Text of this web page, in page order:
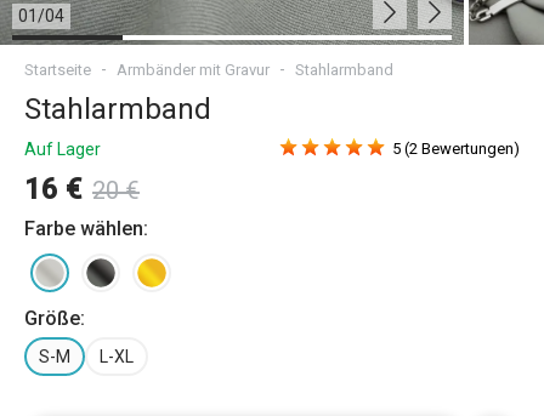
01 /04
Startseite Armbänder mit Gravur Stahlarmband
Stahlarmband
Auf Lager
16 € 20 €
5 (2 Bewertungen)
Farbe wählen:
Größe:
S-M L-XL